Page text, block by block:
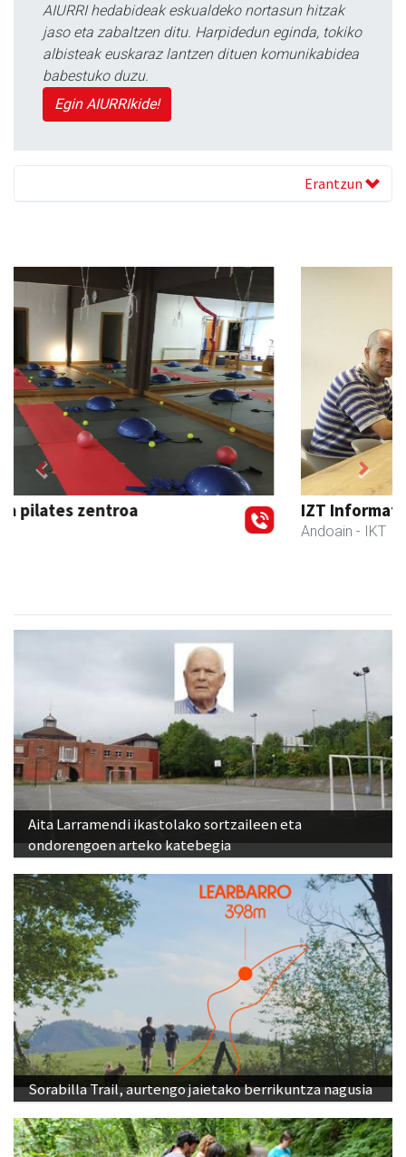
AIURRI hedabideak eskualdeko nortasun hitzak
jaso eta zabaltzen ditu. Harpidedun eginda, tokiko
albisteak euskaraz lantzen dituen komunikabidea
babestuko duzu.
Egin AIURRIkide!
Erantzun
IZT Informatika Zerbitzu Integrala
Previous Next
Aita Larramendi ikastolako sortzaileen eta
ondorengoen arteko katebegia
Sorabilla Trail, aurtengo jaietako berrikuntza nagusia